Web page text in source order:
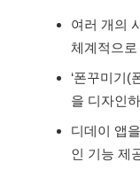
여러 개의
체계적으
‘폰꾸미기(
을 디자인
디데이 앱
인 기능 제